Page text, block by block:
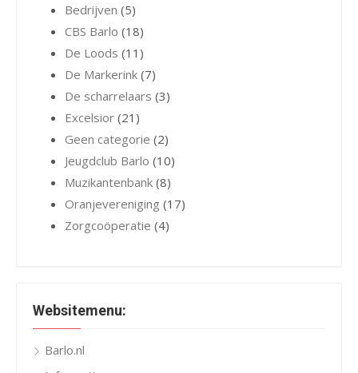
Bedrijven (5)
CBS Barlo (18)
De Loods (11)
De Markerink (7)
De scharrelaars (3)
Excelsior (21)
Geen categorie (2)
Jeugdclub Barlo (10)
Muzikantenbank (8)
Oranjevereniging (17)
Zorgcoöperatie (4)
Websitemenu:
Barlo.nl